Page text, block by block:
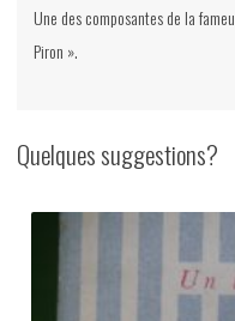
Une des composantes de la
Piron ».
Quelques suggestions?